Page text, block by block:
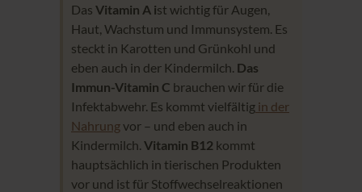
Das Vitamin A ist wichtig für Augen,
Haut, Wachstum und Immunsystem. Es
steckt in Karotten und Grünkohl und
eben auch in der Kindermilch. Das
Immun-Vitamin C brauchen wir für die
Infektabwehr. Es kommt vielfältig in der
Nahrungvor – und eben auch in
Kindermilch. Vitamin B12 kommt
hauptsächlich in tierischen Produkten
vor und ist für Stoffwechselreaktionen